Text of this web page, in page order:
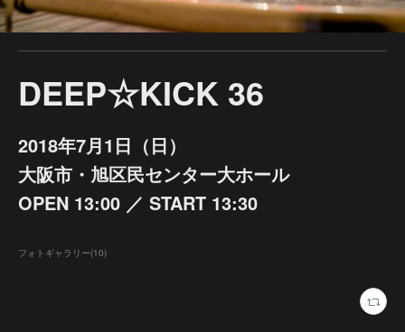
DEEP☆KICK 36
2018年7月1日（日）
大阪市・旭区民センター大ホール
OPEN 13:00 ／ START 13:30
フォトギャラリー(10)